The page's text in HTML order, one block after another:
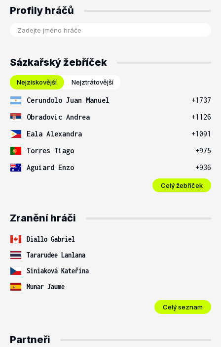
Profily hráčů
Sázkařský žebříček
Nejziskovější Nejztrátovější
Cerundolo Juan Manuel
+1737
Obradovic Andrea
+1126
Eala Alexandra
+1091
Torres Tiago
+975
Aguiard Enzo
+936
Celý žebříček
Zranění hráči
Diallo Gabriel
Tararudee Lanlana
Siniaková Kateřina
Munar Jaume
Celý seznam
Partneři